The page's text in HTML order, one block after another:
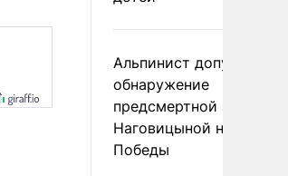
Альпинист допустил
обнаружение
предсмертной записки
Наговицыной на пике
Победы